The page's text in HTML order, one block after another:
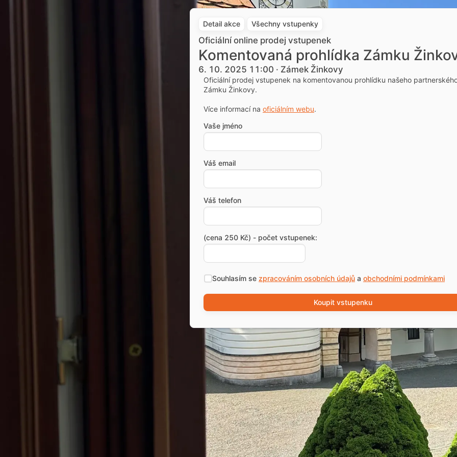
Detail akce Všechny vstupenky
Oficiální online prodej vstupenek
Komentovaná prohlídka Zámku
6. 10. 2025 11:00 · Zámek Žinkovy
Oficiální prodej vstupenek na komentovanou prohlídku našeho
Zámku Žinkovy.
Více informací na oficiálním webu.
Vaše jméno
Váš email
Váš telefon
(cena 250 Kč) - počet vstupenek:
Souhlasím se zpracováním osobních údajů a obchodními podmínkami
Koupit vstupenku